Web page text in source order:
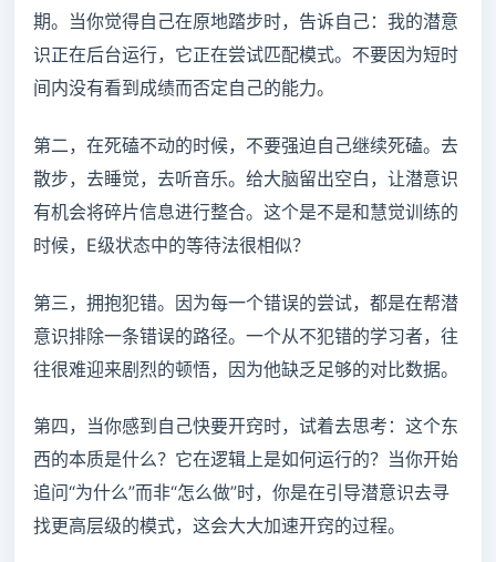
期。当你觉得自己在原地踏步时，告诉自己：我的潜意
识正在后台运行，它正在尝试匹配模式。不要因为短时
间内没有看到成绩而否定自己的能力。
第二，在死磕不动的时候，不要强迫自己继续死磕。去
散步，去睡觉，去听音乐。给大脑留出空白，让潜意识
有机会将碎片信息进行整合。这个是不是和慧觉训练的
时候，E级状态中的等待法很相似？
第三，拥抱犯错。因为每一个错误的尝试，都是在帮潜
意识排除一条错误的路径。一个从不犯错的学习者，往
往很难迎来剧烈的顿悟，因为他缺乏足够的对比数据。
第四，当你感到自己快要开窍时，试着去思考：这个东
西的本质是什么？它在逻辑上是如何运行的？当你开始
追问“为什么”而非“怎么做”时，你是在引导潜意识去寻
找更高层级的模式，这会大大加速开窍的过程。